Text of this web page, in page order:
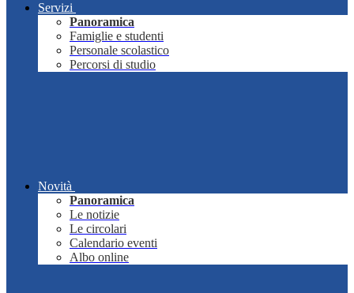
Servizi
Panoramica
Famiglie e studenti
Personale scolastico
Percorsi di studio
Novità
Panoramica
Le notizie
Le circolari
Calendario eventi
Albo online